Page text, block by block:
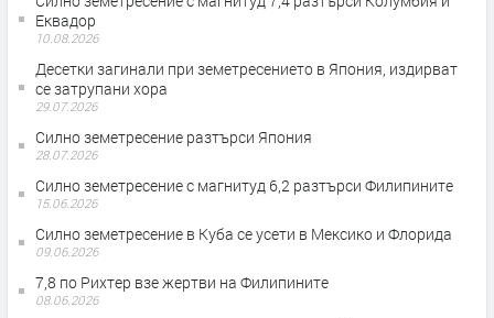
Еквадор
10.08.2026
Десетки загинали при земетресението в Япония, издирват
се затрупани хора
29.07.2026
Силно земетресение разтърси Япония
28.07.2026
Силно земетресение с магнитуд 6,2 разтърси Филипините
15.06.2026
Силно земетресение в Куба се усети в Мексико и Флорида
09.06.2026
7,8 по Рихтер взе жертви на Филипините
08.06.2026